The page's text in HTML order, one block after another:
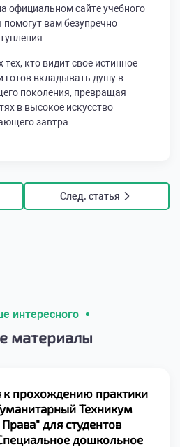
официальном сайте учебного
помогут вам безупречно
кто видит свое истинное
готов вкладывать душу в
поколения, превращая
в высокое искусство
завтра.
След. статья
интересного
материалы
к прохождению практики
Техникум
для студентов
дошкольное